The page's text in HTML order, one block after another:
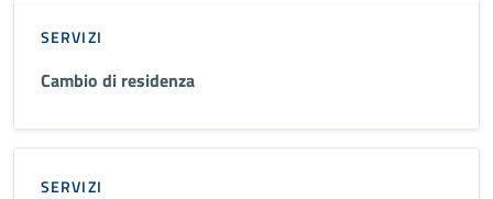
SERVIZI
Cambio di residenza
SERVIZI